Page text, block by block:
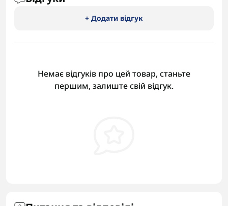
+ Додати відгук
Немає відгуків про цей товар, станьте
першим, залиште свій відгук.